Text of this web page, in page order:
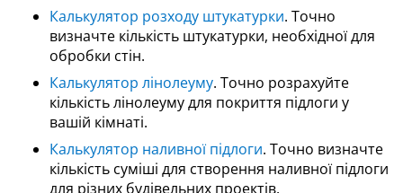
Калькулятор розходу штукатурки. Точно
визначте кількість штукатурки, необхідної для
обробки стін.
Калькулятор лінолеуму. Точно розрахуйте
кількість лінолеуму для покриття підлоги у
вашій кімнаті.
Калькулятор наливної підлоги. Точно визначте
кількість суміші для створення наливної підлоги
для різних будівельних проектів.